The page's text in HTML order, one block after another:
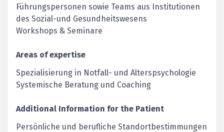
Führungspersonen sowie Teams aus Institutionen
des Sozial-und Gesundheitswesens
Workshops & Seminare
Areas of expertise
Spezialisierung in Notfall- und Alterspsychologie
Systemische Beratung und Coaching
Additional Information for the Patient
Persönliche und berufliche Standortbestimmungen